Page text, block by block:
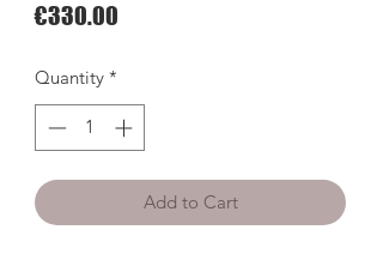
€330.00
Quantity *
Add to Cart